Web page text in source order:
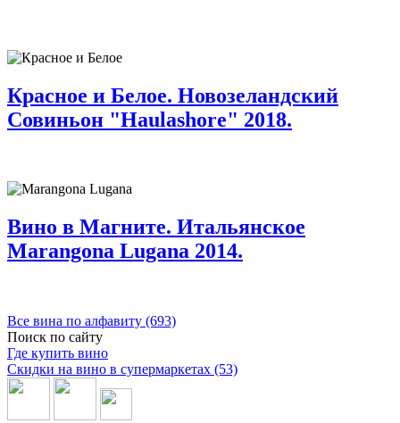
Красное и Белое. Новозеландский
Совиньон "Haulashore" 2018.
Вино в Магните. Итальянское
Marangona Lugana 2014.
Все вина по алфавиту (693)
Поиск по сайту
Где купить вино
Скидки на вино в супермаркетах (53)